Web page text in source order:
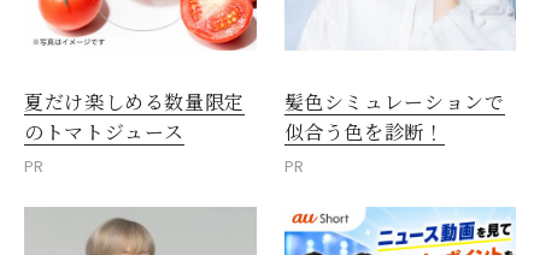
夏だけ楽しめる数量限定
のトマトジュース
PR
髪色シミュレーションで
似合う色を診断！
PR